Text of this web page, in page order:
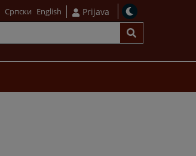
Српски English Prijava